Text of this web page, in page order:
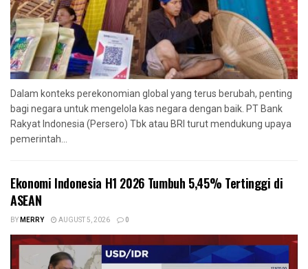
Dalam konteks perekonomian global yang terus berubah, penting
bagi negara untuk mengelola kas negara dengan baik. PT Bank
Rakyat Indonesia (Persero) Tbk atau BRI turut mendukung upaya
pemerintah...
Ekonomi Indonesia H1 2026 Tumbuh 5,45% Tertinggi di
ASEAN
BYMERRY AUGUST 5, 2026 0